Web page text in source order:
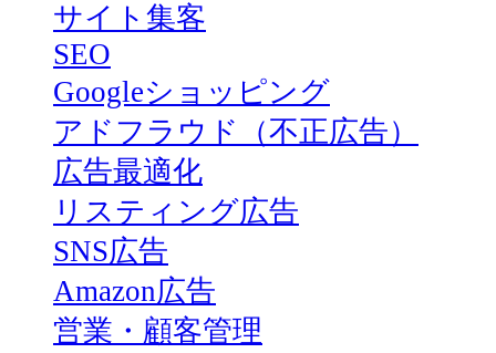
サイト集客
SEO
Googleショッピング
アドフラウド（不正広告）
広告最適化
リスティング広告
SNS広告
Amazon広告
営業・顧客管理